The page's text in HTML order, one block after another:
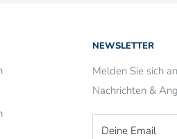
NEWSLETTER
Melden Sie sich
Nachrichten &
Deine Email